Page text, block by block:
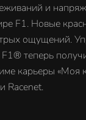
и
F1. Новые
ощущений.
теперь
карьеры «Моя
Racenet.